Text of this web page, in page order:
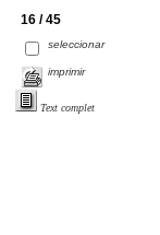
16 / 45
seleccionar
imprimir
Text complet